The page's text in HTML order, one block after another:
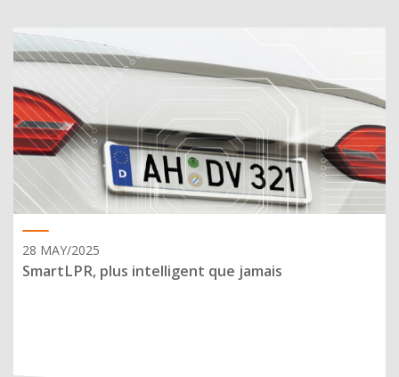
28 MAY/2025
SmartLPR, plus intelligent que jamais